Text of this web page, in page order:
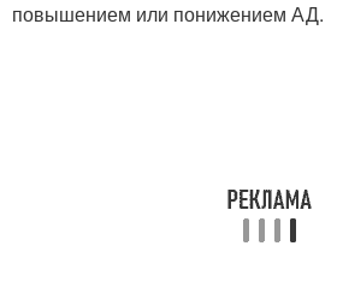
повышением или понижением АД.